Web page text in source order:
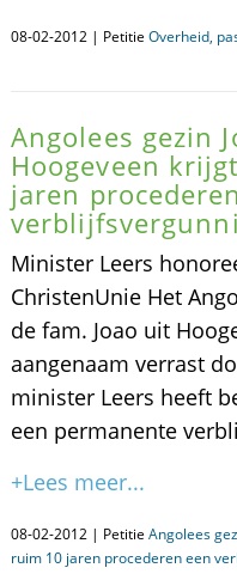
08-02-2012 | Petitie Overheid,
Angolees gezin
Hoogeveen
jaren
Minister Leers
ChristenUnie Het
de fam. Joao uit
aangenaam verrast
minister Leers heeft
een permanente
+Lees meer...
08-02-2012 | Petitie Angolees
ruim 10 jaren procederen een